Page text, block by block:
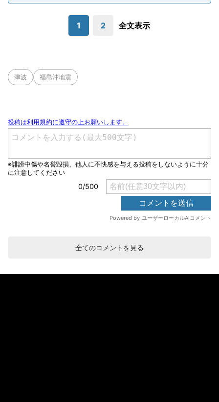
1 2 全文表示
津波 福島沖地震
全てのコメントを見る